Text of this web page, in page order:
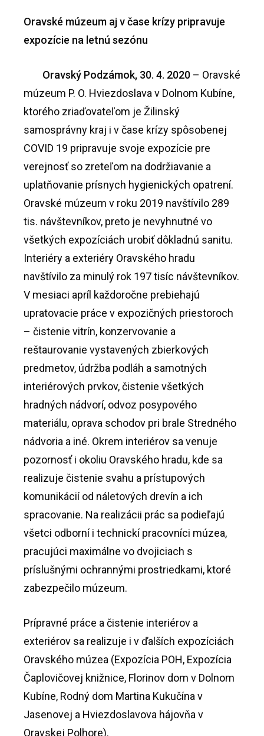
Oravské múzeum aj v čase krízy pripravuje
expozície na letnú sezónu
Oravský Podzámok, 30. 4. 2020 – Oravské
múzeum P. O. Hviezdoslava v Dolnom Kubíne,
ktorého zriaďovateľom je Žilinský
samosprávny kraj i v čase krízy spôsobenej
COVID 19 pripravuje svoje expozície pre
verejnosť so zreteľom na dodržiavanie a
uplatňovanie prísnych hygienických opatrení.
Oravské múzeum v roku 2019 navštívilo 289
tis. návštevníkov, preto je nevyhnutné vo
všetkých expozíciách urobiť dôkladnú sanitu.
Interiéry a exteriéry Oravského hradu
navštívilo za minulý rok 197 tisíc návštevníkov.
V mesiaci apríl každoročne prebiehajú
upratovacie práce v expozičných priestoroch
– čistenie vitrín, konzervovanie a
reštaurovanie vystavených zbierkových
predmetov, údržba podláh a samotných
interiérových prvkov, čistenie všetkých
hradných nádvorí, odvoz posypového
materiálu, oprava schodov pri brale Stredného
nádvoria a iné. Okrem interiérov sa venuje
pozornosť i okoliu Oravského hradu, kde sa
realizuje čistenie svahu a prístupových
komunikácií od náletových drevín a ich
spracovanie. Na realizácii prác sa podieľajú
všetci odborní i technickí pracovníci múzea,
pracujúci maximálne vo dvojiciach s
príslušnými ochrannými prostriedkami, ktoré
zabezpečilo múzeum.
Prípravné práce a čistenie interiérov a
exteriérov sa realizuje i v ďalších expozíciách
Oravského múzea (Expozícia POH, Expozícia
Čaplovičovej knižnice, Florinov dom v Dolnom
Kubíne, Rodný dom Martina Kukučína v
Jasenovej a Hviezdoslavova hájovňa v
Oravskej Polhore).